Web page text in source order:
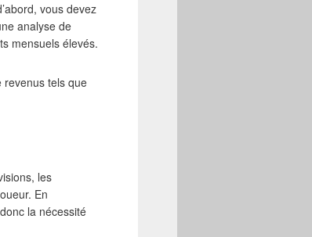
vous devez
analyse de
mensuels élevés.
revenus tels que
les
En
la nécessité